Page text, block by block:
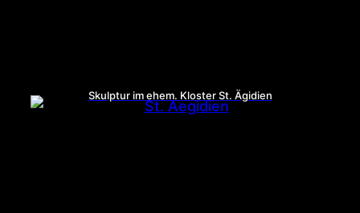
Skulptur im ehem. Kloster St. Ägidien